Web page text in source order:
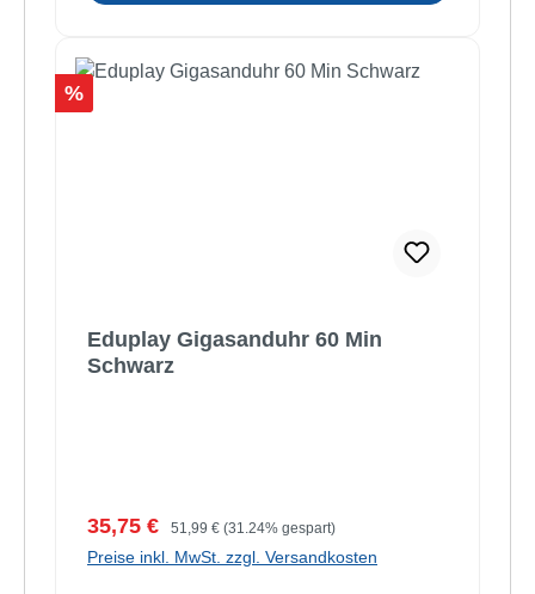
Rabatt
%
Eduplay Gigasanduhr 60 Min
Schwarz
Verkaufspreis:
35,75 € Regulärer Preis:
51,99 € (31.24% gespart)
Preise inkl. MwSt. zzgl. Versandkosten